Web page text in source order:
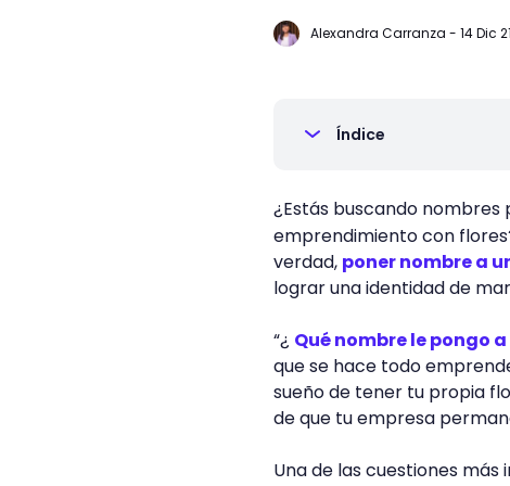
Alexandra Carranza - 14 Dic 21
Índice
¿Estás buscando
emprendimiento con
verdad, poner nombre a
lograr una identidad de
“¿ Qué nombre le pongo
que se hace todo
sueño de tener tu propia
de que tu empresa
Una de las cuestiones